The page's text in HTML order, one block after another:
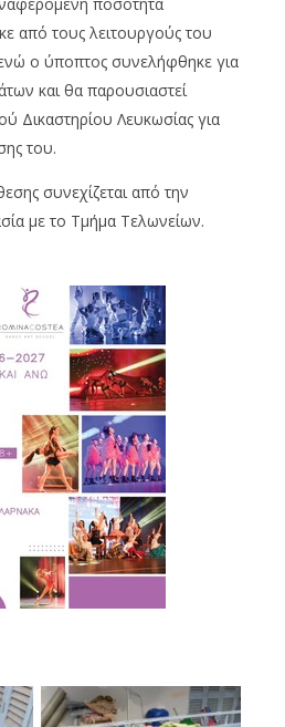
από τους λειτουργούς του
ο ύποπτος συνελήφθηκε για
και θα παρουσιαστεί
Δικαστηρίου Λευκωσίας για
του.
συνεχίζεται από την
με το Τμήμα Τελωνείων.